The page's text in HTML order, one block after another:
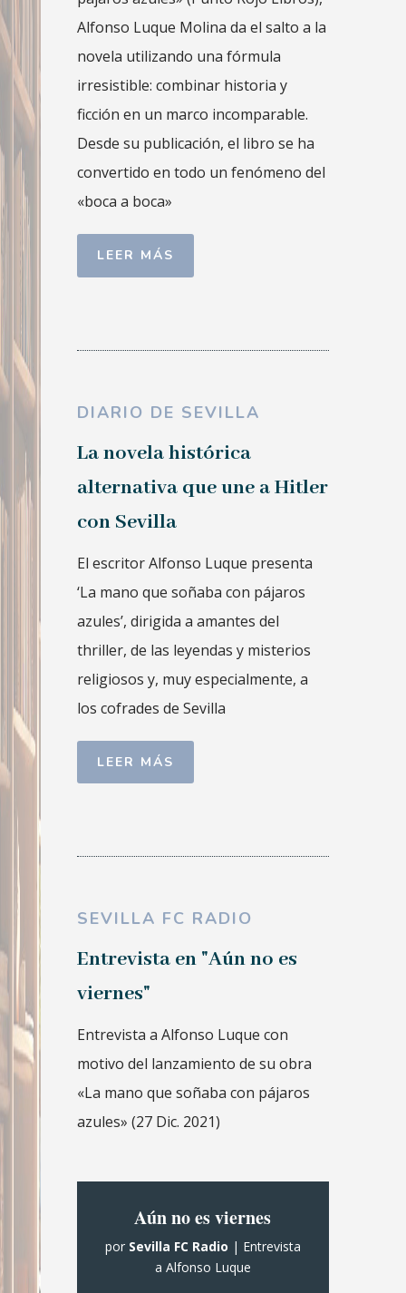
Alfonso Luque Molina da el salto a la
novela utilizando una fórmula
irresistible: combinar historia y
ficción en un marco incomparable.
Desde su publicación, el libro se ha
convertido en todo un fenómeno del
«boca a boca»
LEER MÁS
DIARIO DE SEVILLA
La novela histórica
alternativa que une a Hitler
con Sevilla
El escritor Alfonso Luque presenta
‘La mano que soñaba con pájaros
azules’, dirigida a amantes del
thriller, de las leyendas y misterios
religiosos y, muy especialmente, a
los cofrades de Sevilla
LEER MÁS
SEVILLA FC RADIO
Entrevista en "Aún no es
viernes"
Entrevista a Alfonso Luque con
motivo del lanzamiento de su obra
«La mano que soñaba con pájaros
azules» (27 Dic. 2021)
Aún no es viernes
por Sevilla FC Radio | Entrevista
a Alfonso Luque